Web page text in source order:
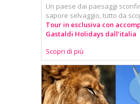
Un paese dai paesaggi
sapore selvaggio, tutto da
Tour in esclusiva con
Gastaldi Holidays dall’italia
Scopri di più